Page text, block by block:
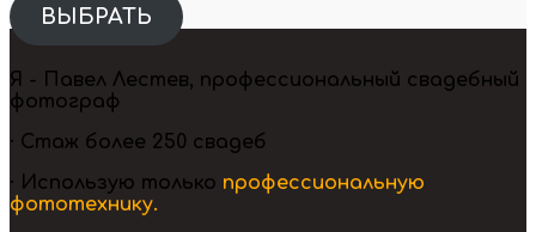
ВЫБРАТЬ
Я - Павел Лестев, профессиональный свадебный
фотограф
· Стаж более 250 свадеб
· Использую только профессиональную
фототехнику.